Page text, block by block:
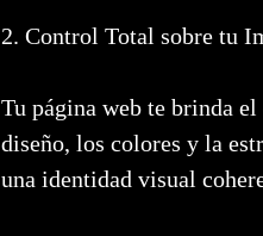
2. Control Total sobre tu
Tu página web te brinda
diseño, los colores y la
una identidad visual